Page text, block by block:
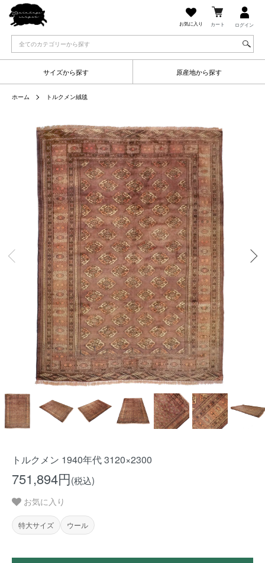
お気に入り カート ログイン
サイズから探す 原産地から探す
ホーム トルクメン絨毯
トルクメン 1940年代 3120×2300
751,894円(税込)
お気に入り
特大サイズ ウール